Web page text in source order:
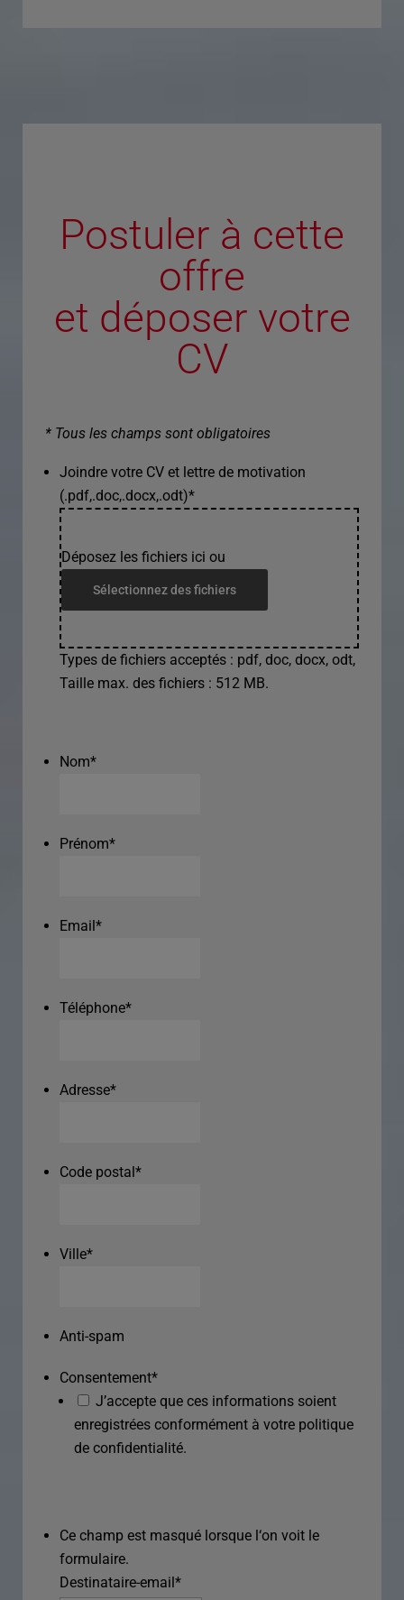
Postuler à cette
offre
et déposer votre
CV
* Tous les champs sont obligatoires
Joindre votre CV et lettre de motivation
(.pdf,.doc,.docx,.odt)*
Déposez les fichiers ici ou
Sélectionnez des fichiers
Types de fichiers acceptés : pdf, doc, docx, odt,
Taille max. des fichiers : 512 MB.
Nom*
Prénom*
Email*
Téléphone*
Adresse*
Code postal*
Ville*
Anti-spam
Consentement*
J’accepte que ces informations soient
enregistrées conformément à votre politique
de confidentialité.
Ce champ est masqué lorsque l‘on voit le
formulaire.
Destinataire-email*